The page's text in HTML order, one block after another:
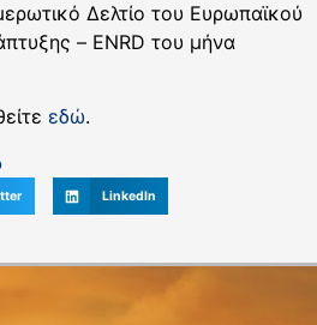
Δελτίο του Ευρωπαϊκού
– ENRD του μήνα
εδώ.
LinkedIn